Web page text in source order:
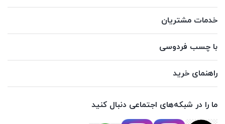
خدمات مشتریان
با چسب فردوسی
راهنمای خرید
ما را در شبکه‌های اجتماعی دنبال کنید